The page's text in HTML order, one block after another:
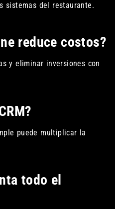
sistemas del restaurante.
reduce costos?
y eliminar inversiones con
puede multiplicar la
todo el